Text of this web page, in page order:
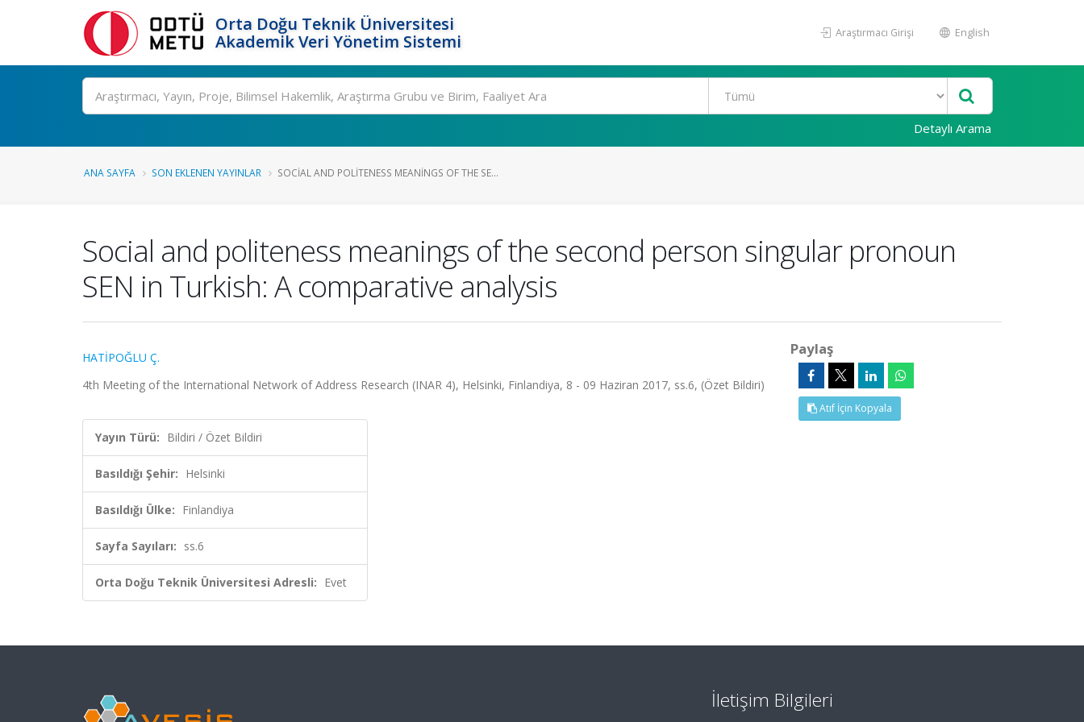
Orta Doğu Teknik Üniversitesi
Akademik Veri Yönetim Sistemi
Araştırmacı Girişi English
Ara
Detaylı Arama
ANA SAYFA SON EKLENEN YAYINLAR SOCIAL AND POLITENESS MEANINGS OF THE SE...
Social and politeness meanings of the second person singular pronoun
SEN in Turkish: A comparative analysis
HATİPOĞLU Ç.
4th Meeting of the International Network of Address Research (INAR 4), Helsinki, Finlandiya, 8 - 09 Haziran 2017, ss.6, (Özet Bildiri)
Yayın Türü: Bildiri / Özet Bildiri
Basıldığı Şehir: Helsinki
Basıldığı Ülke: Finlandiya
Sayfa Sayıları: ss.6
Orta Doğu Teknik Üniversitesi Adresli: Evet
Paylaş
Atıf İçin Kopyala
İletişim Bilgileri